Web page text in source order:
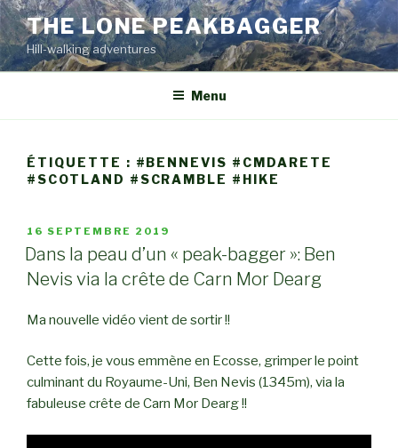
Aller
au
contenu
principal
THE LONE PEAKBAGGER
Hill-walking adventures
Menu
ÉTIQUETTE : #BENNEVIS #CMDARETE
#SCOTLAND #SCRAMBLE #HIKE
PUBLIÉ
LE
16 SEPTEMBRE 2019
Dans la peau d’un « peak-bagger »: Ben
Nevis via la crête de Carn Mor Dearg
Ma nouvelle vidéo vient de sortir !!
Cette fois, je vous emmène en Ecosse, grimper le point
culminant du Royaume-Uni, Ben Nevis (1345m), via la
fabuleuse crête de Carn Mor Dearg !!